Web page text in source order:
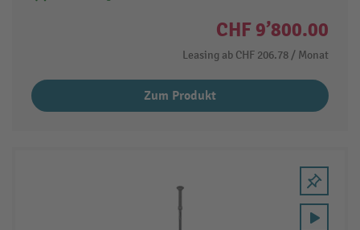
CHF 9’800.00
Leasing ab CHF 206.78 / Monat
Zum Produkt